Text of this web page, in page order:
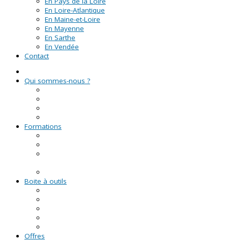
En Loire-Atlantique
En Maine-et-Loire
En Mayenne
En Sarthe
En Vendée
Contact
Qui sommes-nous ?
Formations
Boite à outils
Offres